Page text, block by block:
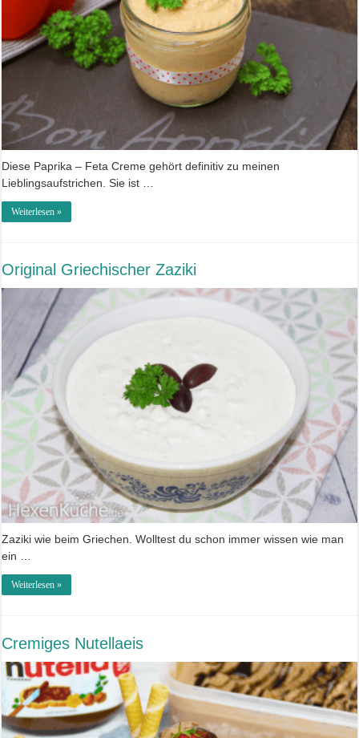
Diese Paprika – Feta Creme gehört definitiv zu meinen
Lieblingsaufstrichen. Sie ist …
Weiterlesen »
Original Griechischer Zaziki
Zaziki wie beim Griechen. Wolltest du schon immer wissen wie man
ein …
Weiterlesen »
Cremiges Nutellaeis